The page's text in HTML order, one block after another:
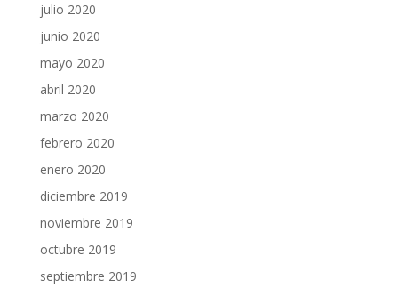
julio 2020
junio 2020
mayo 2020
abril 2020
marzo 2020
febrero 2020
enero 2020
diciembre 2019
noviembre 2019
octubre 2019
septiembre 2019